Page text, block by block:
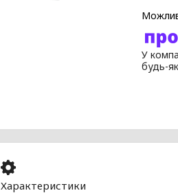
У
будь-
Характеристики